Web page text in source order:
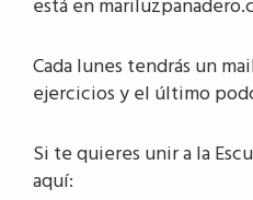
está en
Cada lunes tendrás un
ejercicios y el último
Si te quieres unir a la
aquí: